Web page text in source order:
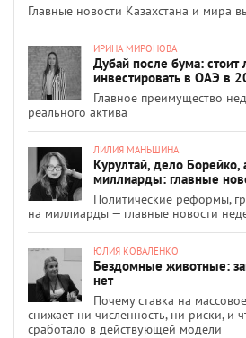
Главные новости Казахстана и мира
ИРИНА МИРОНОВА
Дубай после бума: стоит
инвестировать в ОАЭ в
Главное преимущество
реального актива
ЛИЛИЯ МАНЬШИНА
Курултай, дело
миллиарды: главные
Политические реформы,
на миллиарды — главные новости
ЮЛИЯ КОВАЛЕНКО
Бездомные животные:
нет
Почему ставка на
снижает ни численность, ни риски, и
сработало в действующей модели